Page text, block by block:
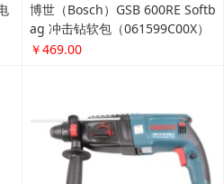
博世（Bosch）GSB 600RE Softb
ag 冲击钻软包（061599C00X）
￥469.00